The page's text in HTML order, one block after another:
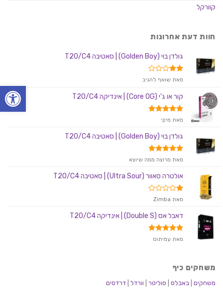
פתח
קוורקל
חוות דעת אחרונות
גולדן בוי (Golden Boy) | סאטיבה T20/C4
דורג
5
מאת שואף להגיב
קור או ג'י (Core OG) | אינדיקה T20/C4
דורג5
מאת מיקי
גולדן בוי (Golden Boy) | סאטיבה T20/C4
דורג5
מאת מרוצה ממה שיוצא
אולטרה סאוור (Ultra Sour) | סאטיבה T20/C4
דורג
5
מאת Zimba
דאבל אס (Double S) | אינדיקה T20/C4
דורג5
מאת עמיתוס
משחקים כיף
משחקים באבלס סוליטר וורדל דרדסים